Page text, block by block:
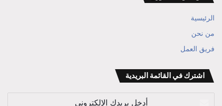
الرئيسية
من نحن
فريق العمل
اشترك في القائمة البريدية